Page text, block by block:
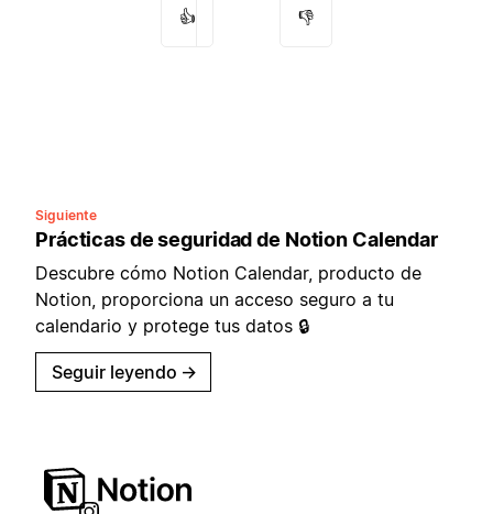
👍 👎
Siguiente
Prácticas de seguridad de Notion Calendar
Descubre cómo Notion Calendar, producto de
Notion, proporciona un acceso seguro a tu
calendario y protege tus datos 🔒
Seguir leyendo →